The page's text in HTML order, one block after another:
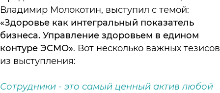
Владимир Молокотин, выступил с темой:
«Здоровье как интегральный показатель
бизнеса. Управление здоровьем в едином
контуре ЭСМО». Вот несколько важных тезисов
из выступления:
Сотрудники - это самый ценный актив любой